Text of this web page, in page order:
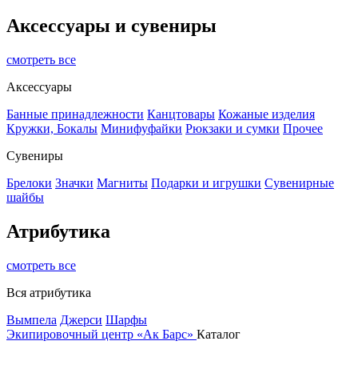
Аксессуары и сувениры
смотреть все
Аксессуары
Банные принадлежности Канцтовары Кожаные изделия
Кружки, Бокалы Минифуфайки Рюкзаки и сумки Прочее
Сувениры
Брелоки Значки Магниты Подарки и игрушки Сувенирные
шайбы
Атрибутика
смотреть все
Вся атрибутика
Вымпела Джерси Шарфы
Экипировочный центр «Ак Барс» Каталог